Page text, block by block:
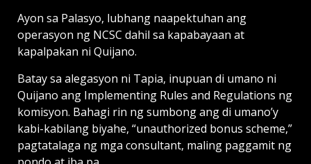
Ayon sa Palasyo, lubhang naapektuhan ang
operasyon ng NCSC dahil sa kapabayaan at
kapalpakan ni Quijano.
Batay sa alegasyon ni Tapia, inupuan di umano ni
Quijano ang Implementing Rules and Regulations ng
komisyon. Bahagi rin ng sumbong ang di umano’y
kabi-kabilang biyahe, “unauthorized bonus scheme,”
pagtatalaga ng mga consultant, maling paggamit ng